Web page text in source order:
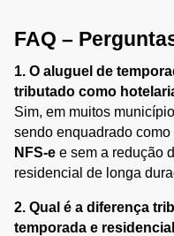
FAQ –
1. O aluguel de
tributado como
Sim, em muitos
sendo enquadrado
NFS-e e sem a redução
residencial de longa
2. Qual é a diferença
temporada e